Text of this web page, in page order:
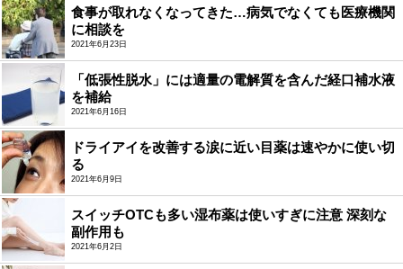
食事が取れなくなってきた…病気でなくても医療機関
に相談を
2021年6月23日
「低張性脱水」には適量の電解質を含んだ経口補水液
を補給
2021年6月16日
ドライアイを改善する涙に近い目薬は速やかに使い切
る
2021年6月9日
スイッチOTCも多い湿布薬は使いすぎに注意 深刻な
副作用も
2021年6月2日